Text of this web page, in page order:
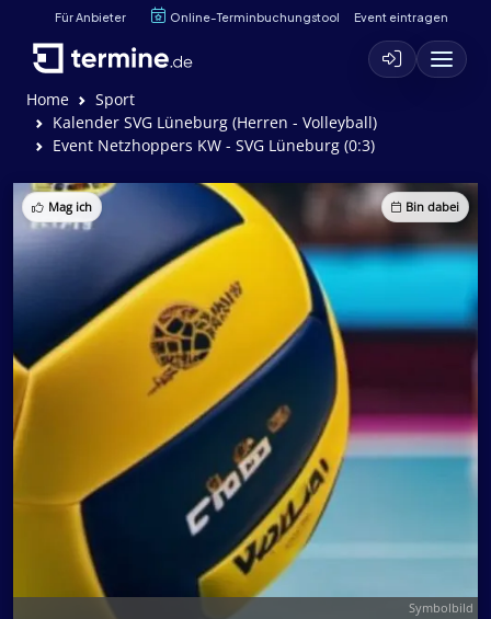
Für Anbieter Online-Terminbuchungstool Event eintragen
Home
Sport
Kalender SVG Lüneburg (Herren - Volleyball)
Event Netzhoppers KW - SVG Lüneburg (0:3)
Mag ich Bin dabei
Symbolbild